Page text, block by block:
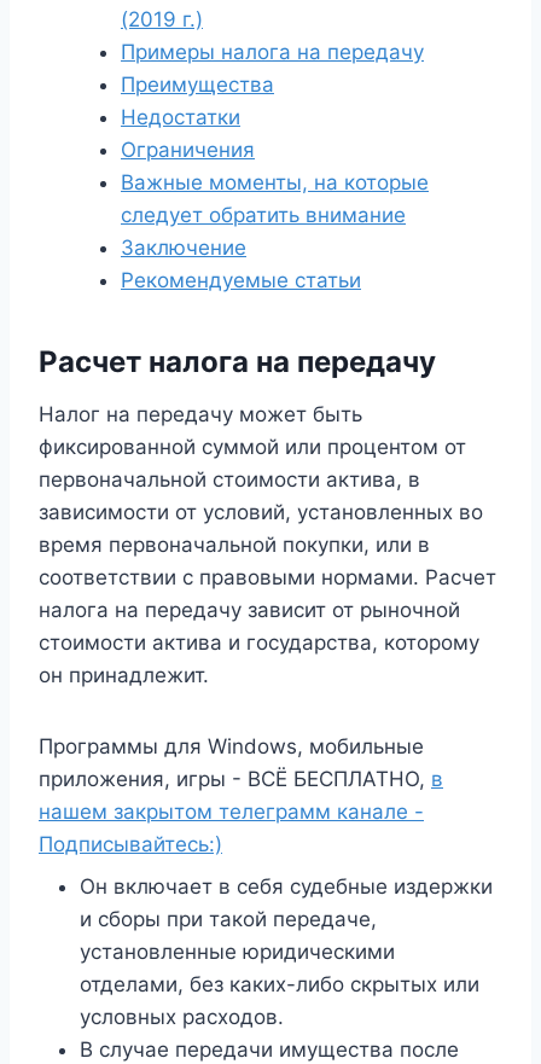
(2019 г.)
Примеры налога на передачу
Преимущества
Недостатки
Ограничения
Важные моменты, на которые
следует обратить внимание
Заключение
Рекомендуемые статьи
Расчет налога на передачу
Налог на передачу может быть
фиксированной суммой или процентом от
первоначальной стоимости актива, в
зависимости от условий, установленных во
время первоначальной покупки, или в
соответствии с правовыми нормами. Расчет
налога на передачу зависит от рыночной
стоимости актива и государства, которому
он принадлежит.
Программы для Windows, мобильные
приложения, игры - ВСЁ БЕСПЛАТНО, в
нашем закрытом телеграмм канале -
Подписывайтесь:)
Он включает в себя судебные издержки
и сборы при такой передаче,
установленные юридическими
отделами, без каких-либо скрытых или
условных расходов.
В случае передачи имущества после